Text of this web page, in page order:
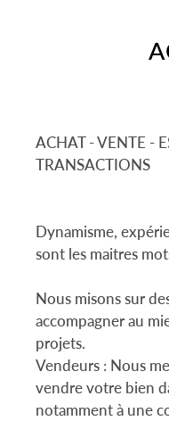
ACHAT - VENTE -
TRANSACTIONS
Dynamisme,
sont les maitres
Nous misons sur
accompagner au
projets.
Vendeurs : Nous
vendre votre bien
notamment à une